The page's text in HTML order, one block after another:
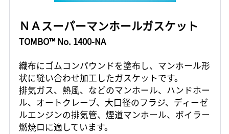
ＮＡスーパーマンホールガスケット
TOMBO™ No. 1400-NA
織布にゴムコンパウンドを塗布し、マンホール形
状に縫い合わせ加工したガスケットです。
排気ガス、熱風、などのマンホール、ハンドホー
ル、オートクレーブ、大口径のフラジ、ディーゼ
ルエンジンの排気管、煙道マンホール、ボイラー
燃焼ロに適しています。